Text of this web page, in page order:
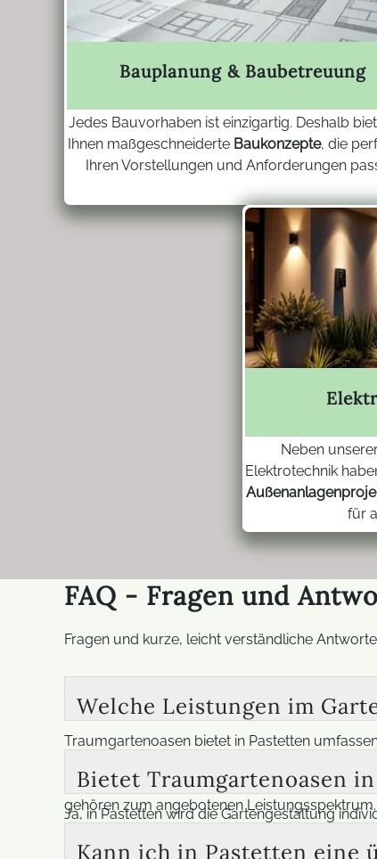
Bauplanung & Baubetreuung
Jedes Bauvorhaben ist einzigartig. Deshalb
Ihnen maßgeschneiderte Baukonzepte, die
Ihren Vorstellungen und Anforderungen
Neben
Elektrotechnik
für
FAQ - Fragen und
Fragen und kurze, leicht verständliche
Welche Leistungen im
Traumgartenoasen bietet in Pastetten
Lösungen für Teiche, Beschattung,
gehören zum angebotenen
Bietet Traumgartenoasen
Ja, in Pastetten wird die Gartengestaltung
Kann ich in Pastetten eine